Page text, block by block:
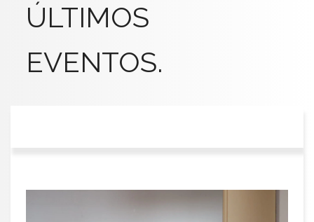
ÚLTIMOS
EVENTOS.